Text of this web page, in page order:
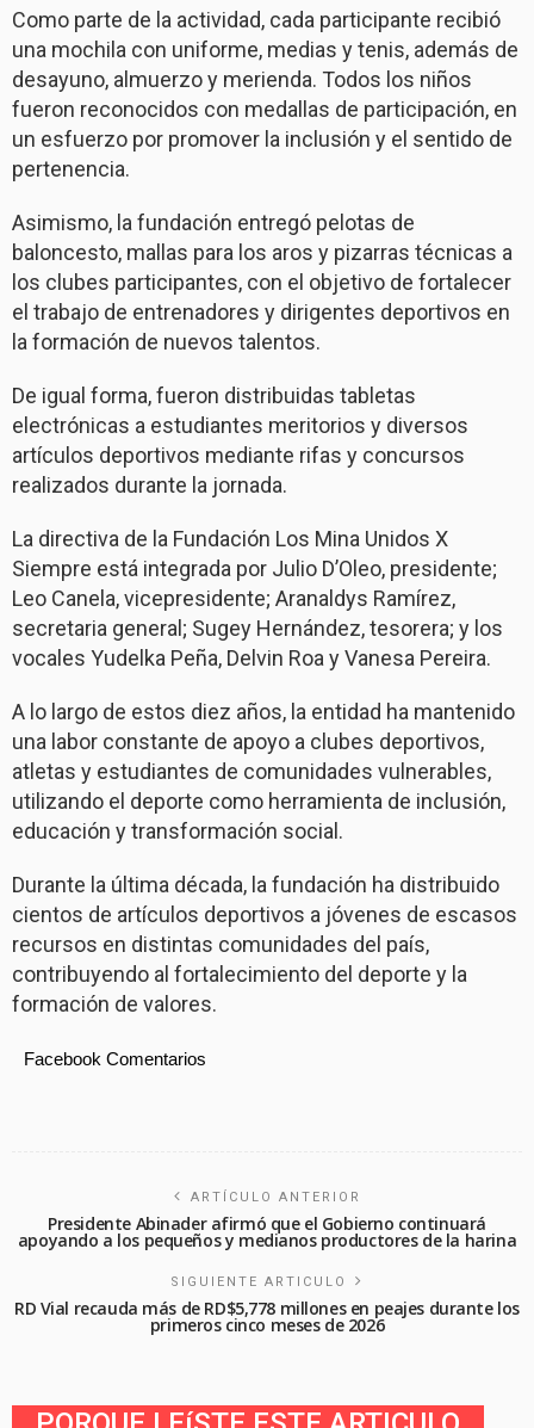
Como parte de la actividad, cada participante recibió
una mochila con uniforme, medias y tenis, además de
desayuno, almuerzo y merienda. Todos los niños
fueron reconocidos con medallas de participación, en
un esfuerzo por promover la inclusión y el sentido de
pertenencia.
Asimismo, la fundación entregó pelotas de
baloncesto, mallas para los aros y pizarras técnicas a
los clubes participantes, con el objetivo de fortalecer
el trabajo de entrenadores y dirigentes deportivos en
la formación de nuevos talentos.
De igual forma, fueron distribuidas tabletas
electrónicas a estudiantes meritorios y diversos
artículos deportivos mediante rifas y concursos
realizados durante la jornada.
La directiva de la Fundación Los Mina Unidos X
Siempre está integrada por Julio D’Oleo, presidente;
Leo Canela, vicepresidente; Aranaldys Ramírez,
secretaria general; Sugey Hernández, tesorera; y los
vocales Yudelka Peña, Delvin Roa y Vanesa Pereira.
A lo largo de estos diez años, la entidad ha mantenido
una labor constante de apoyo a clubes deportivos,
atletas y estudiantes de comunidades vulnerables,
utilizando el deporte como herramienta de inclusión,
educación y transformación social.
Durante la última década, la fundación ha distribuido
cientos de artículos deportivos a jóvenes de escasos
recursos en distintas comunidades del país,
contribuyendo al fortalecimiento del deporte y la
formación de valores.
Facebook Comentarios
ARTÍCULO ANTERIOR
Presidente Abinader afirmó que el Gobierno continuará
apoyando a los pequeños y medianos productores de la harina
SIGUIENTE ARTICULO
RD Vial recauda más de RD$5,778 millones en peajes durante los
primeros cinco meses de 2026